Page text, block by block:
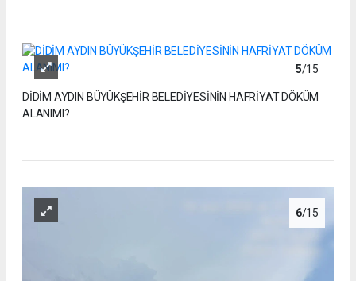
5/15
DİDİM AYDIN BÜYÜKŞEHİR BELEDİYESİNİN HAFRİYAT DÖKÜM
ALANIMI?
6/15